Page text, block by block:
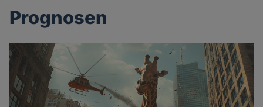
Prognosen